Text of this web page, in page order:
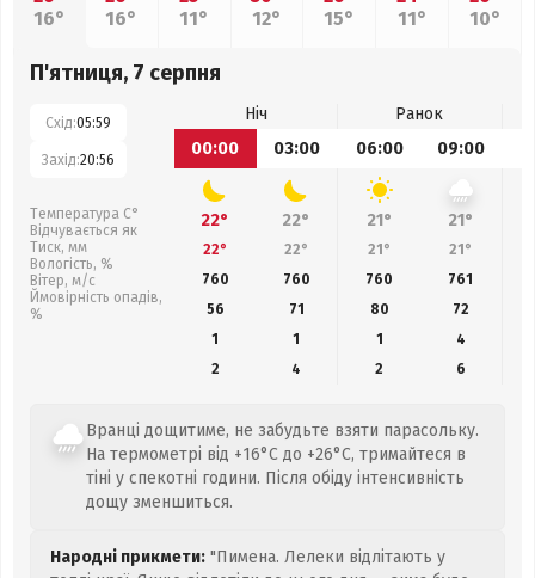
16°
16°
11°
12°
15°
11°
10°
П'ятниця, 7 серпня
Схід:05:59
Захід:20:56
Температура С°
Відчувається як
Тиск, мм
Вологість, %
Вітер, м/с
Ймовірність опадів,
%
Ніч
Ранок
00:00
03:00 06:00 09:00
22° 22° 21° 21°
22° 22° 21° 21°
760
760 760 761
56
71 80 72
1
1 1
4
2
4 2 6
Вранці дощитиме, не забудьте взяти парасольку.
На термометрі від +16°C до +26°C, тримайтеся в
тіні у спекотні години. Після обіду інтенсивність
дощу зменшиться.
Народні прикмети: "Пимена. Лелеки відлітають у